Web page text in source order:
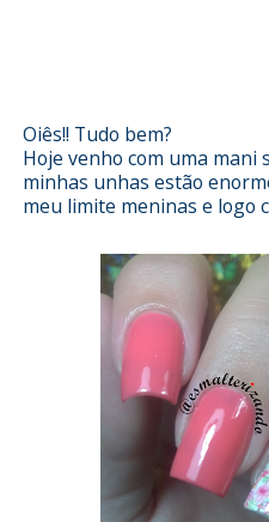
Oiês!! Tudo bem?
Hoje venho com uma
minhas unhas estão
meu limite meninas e logo